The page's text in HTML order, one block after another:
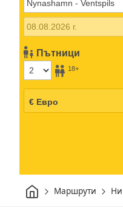
Пътници
18+
Начало
Маршрути